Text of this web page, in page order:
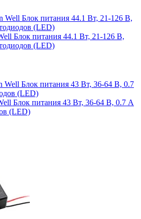
Блок питания 44.1 Вт, 21-126 В,
(LED)
Блок питания 43 Вт, 36-64 В, 0.7 А
(LED)